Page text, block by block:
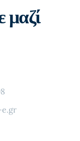
μαζί